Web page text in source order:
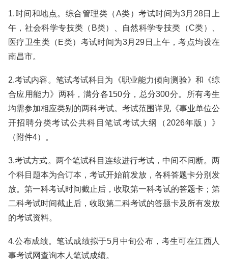
1.时间和地点。综合管理类（A类）考试时间为3月28日上
午，社会科学专技类（B类）、自然科学专技类（C类）、
医疗卫生类（E类）考试时间为3月29日上午，考点均设在
南昌市。
2.考试内容。笔试考试科目为《职业能力倾向测验》和《综
合应用能力》两科，满分各150分，总分300分。所有考生
均需参加相应类别的两科考试。考试范围详见《事业单位公
开招聘分类考试公共科目笔试考试大纲（2026年版）》
（附件4）。
3.考试方式。两个笔试科目连续进行考试，中间不间断。两
个科目题本为合订本，考试开始前发放，各科答题卡分别发
放。第一科考试时间截止后，收取第一科考试的答题卡；第
二科考试时间截止后，收取第二科考试的答题卡及所有发放
的考试资料。
4.公布成绩。笔试成绩拟于5月中旬公布，考生可在江西人
事考试网查询本人笔试成绩。